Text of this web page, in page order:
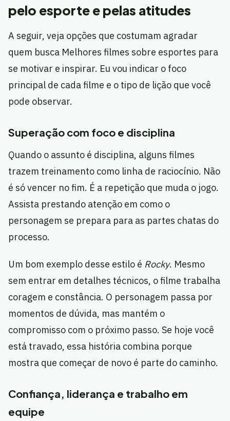
pelo esporte e pelas atitudes
A seguir, veja opções que costumam agradar
quem busca Melhores filmes sobre esportes para
se motivar e inspirar. Eu vou indicar o foco
principal de cada filme e o tipo de lição que você
pode observar.
Superação com foco e disciplina
Quando o assunto é disciplina, alguns filmes
trazem treinamento como linha de raciocínio. Não
é só vencer no fim. É a repetição que muda o jogo.
Assista prestando atenção em como o
personagem se prepara para as partes chatas do
processo.
Um bom exemplo desse estilo é Rocky. Mesmo
sem entrar em detalhes técnicos, o filme trabalha
coragem e constância. O personagem passa por
momentos de dúvida, mas mantém o
compromisso com o próximo passo. Se hoje você
está travado, essa história combina porque
mostra que começar de novo é parte do caminho.
Confiança, liderança e trabalho em
equipe